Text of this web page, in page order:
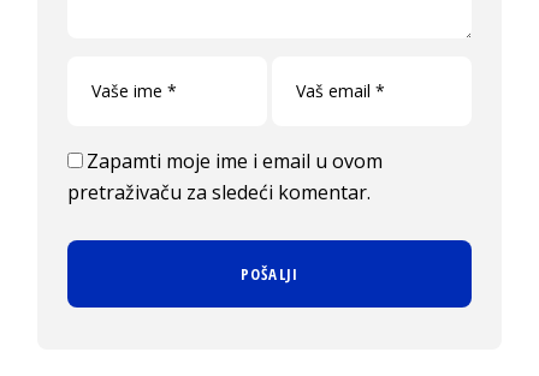
Zapamti moje ime i email u ovom
pretraživaču za sledeći komentar.